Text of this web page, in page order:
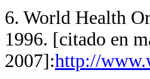
6. World Health
1996. [citado en
2007]:http://